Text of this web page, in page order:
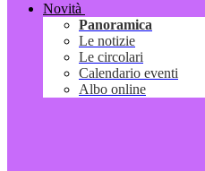
Novità
Panoramica
Le notizie
Le circolari
Calendario eventi
Albo online